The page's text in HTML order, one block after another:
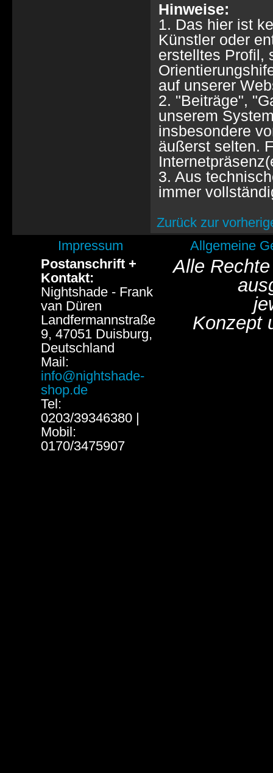
Hinweise:
1. Das hier ist
Künstler oder
erstelltes Profil,
auf unserer
2. "Beiträge",
unserem
insbesondere
äußerst selten.
3. Aus
immer
Zurück zur
Impressum
Allgemeine
Postanschrift +
Kontakt:
Nightshade - Frank
van Düren
Landfermannstraße
9, 47051 Duisburg,
Deutschland
Mail:
info@nightshade-
shop.de
Tel:
0203/39346380 |
Mobil:
0170/3475907
Alle
Konzept